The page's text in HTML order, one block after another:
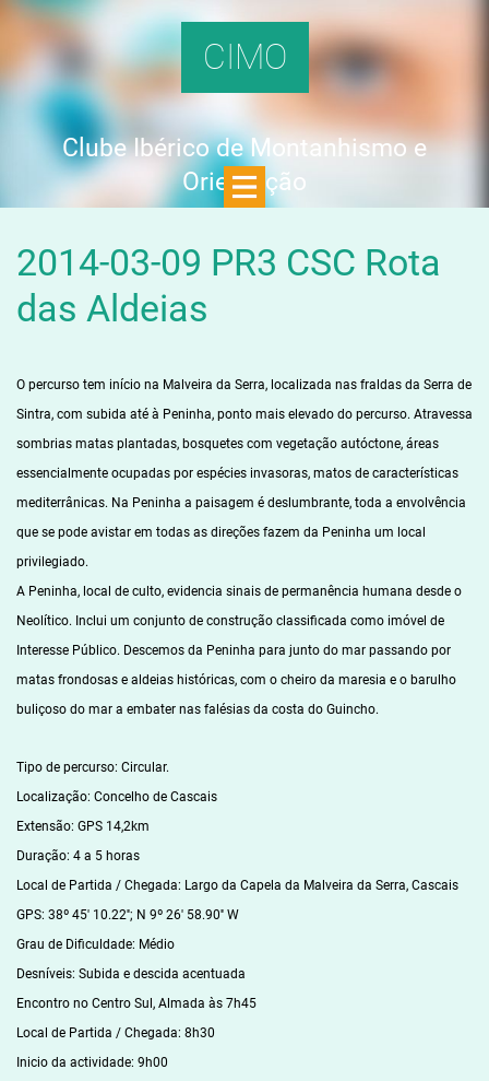
CIMO
Clube Ibérico de Montanhismo e
Orientação
2014-03-09 PR3 CSC Rota
das Aldeias
O percurso tem início na Malveira da Serra, localizada nas fraldas da Serra de
Sintra, com subida até à Peninha, ponto mais elevado do percurso. Atravessa
sombrias matas plantadas, bosquetes com vegetação autóctone, áreas
essencialmente ocupadas por espécies invasoras, matos de características
mediterrânicas. Na Peninha a paisagem é deslumbrante, toda a envolvência
que se pode avistar em todas as direções fazem da Peninha um local
privilegiado.
A Peninha, local de culto, evidencia sinais de permanência humana desde o
Neolítico. Inclui um conjunto de construção classificada como imóvel de
Interesse Público. Descemos da Peninha para junto do mar passando por
matas frondosas e aldeias históricas, com o cheiro da maresia e o barulho
buliçoso do mar a embater nas falésias da costa do Guincho.
Tipo de percurso: Circular.
Localização: Concelho de Cascais
Extensão: GPS 14,2km
Duração: 4 a 5 horas
Local de Partida / Chegada: Largo da Capela da Malveira da Serra, Cascais
GPS: 38º 45' 10.22''; N 9º 26' 58.90'' W
Grau de Dificuldade: Médio
Desníveis: Subida e descida acentuada
Encontro no Centro Sul, Almada às 7h45
Local de Partida / Chegada: 8h30
Inicio da actividade: 9h00